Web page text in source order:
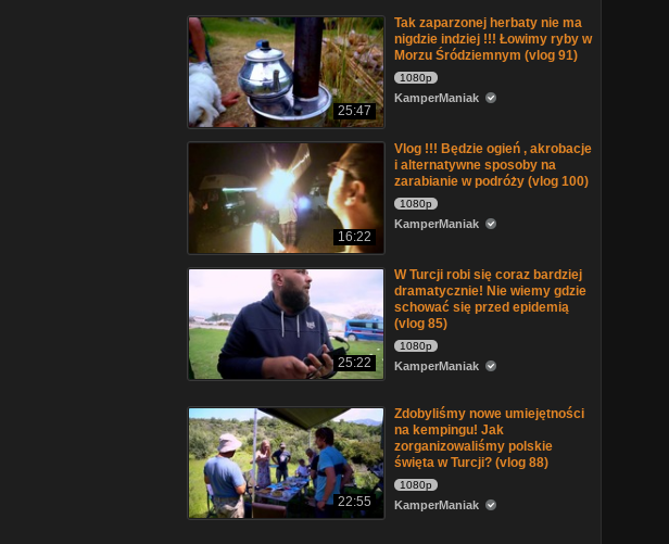
25:47
Tak zaparzonej herbaty nie ma
nigdzie indziej !!! Łowimy ryby w
Morzu Śródziemnym (vlog 91)
1080p
KamperManiak
16:22
Vlog !!! Będzie ogień , akrobacje
i alternatywne sposoby na
zarabianie w podróży (vlog 100)
1080p
KamperManiak
25:22
W Turcji robi się coraz bardziej
dramatycznie! Nie wiemy gdzie
schować się przed epidemią
(vlog 85)
1080p
KamperManiak
22:55
Zdobyliśmy nowe umiejętności
na kempingu! Jak
zorganizowaliśmy polskie
święta w Turcji? (vlog 88)
1080p
KamperManiak